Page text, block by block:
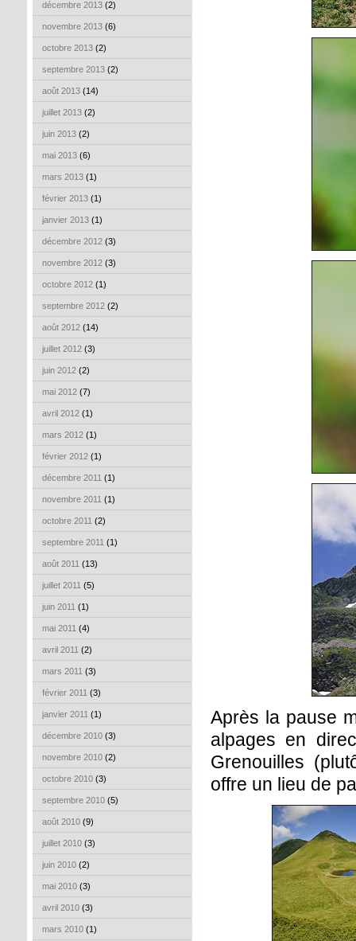
décembre 2013 (2)
novembre 2013 (6)
octobre 2013 (2)
septembre 2013 (2)
août 2013 (14)
juillet 2013 (2)
juin 2013 (2)
mai 2013 (6)
mars 2013 (1)
février 2013 (1)
janvier 2013 (1)
décembre 2012 (3)
novembre 2012 (3)
octobre 2012 (1)
septembre 2012 (2)
août 2012 (14)
juillet 2012 (3)
juin 2012 (2)
mai 2012 (7)
avril 2012 (1)
mars 2012 (1)
février 2012 (1)
décembre 2011 (1)
novembre 2011 (1)
octobre 2011 (2)
septembre 2011 (1)
août 2011 (13)
juillet 2011 (5)
juin 2011 (1)
mai 2011 (4)
avril 2011 (2)
mars 2011 (3)
février 2011 (3)
janvier 2011 (1)
décembre 2010 (3)
novembre 2010 (2)
octobre 2010 (3)
septembre 2010 (5)
août 2010 (9)
juillet 2010 (3)
juin 2010 (2)
mai 2010 (3)
avril 2010 (3)
mars 2010 (1)
Après la pause
alpages en
Grenouilles
offre un lieu de